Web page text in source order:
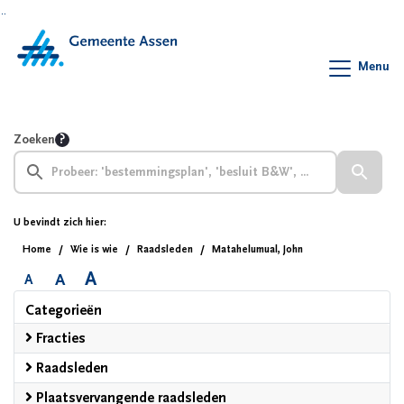
Menu
Zoeken
U bevindt zich hier:
Home Wie is wie Raadsleden Matahelumual, John
A A A
Categorieën
Fracties
Raadsleden
Plaatsvervangende raadsleden